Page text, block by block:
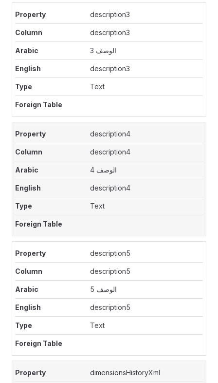
description3
description3
الوصف 3
description3
Text
description4
description4
الوصف 4
description4
Text
description5
description5
الوصف 5
description5
Text
dimensionsHistoryXml